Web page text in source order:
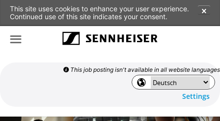
This site uses cookies to enhance your user experience.
Continued use of this site indicates your consent.
✕
This job posting isn't available in all website languages
🌎
Settings
☰